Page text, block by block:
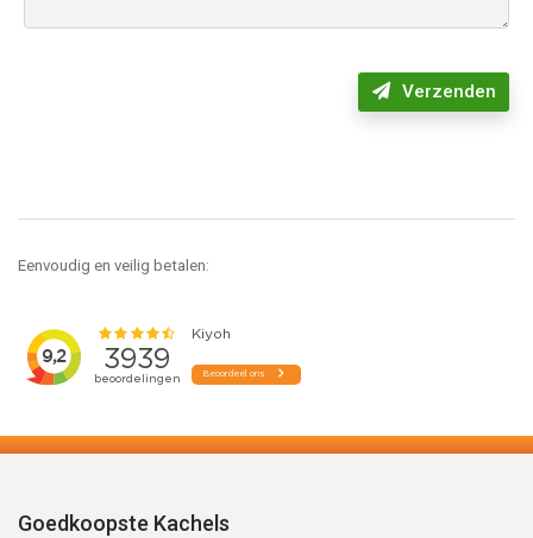
Verzenden
Eenvoudig en veilig betalen:
Goedkoopste Kachels